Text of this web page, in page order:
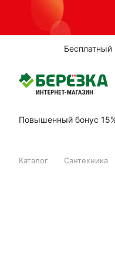
Бесплатный
Повышенный бонус
Каталог Сантехника